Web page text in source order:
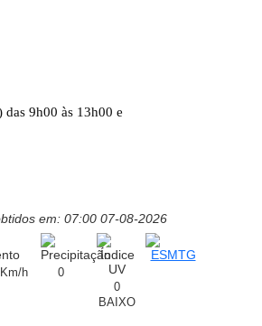
das 9h00 às 13h00 e
em: 07:00 07-08-2026
h
0
0
BAIXO